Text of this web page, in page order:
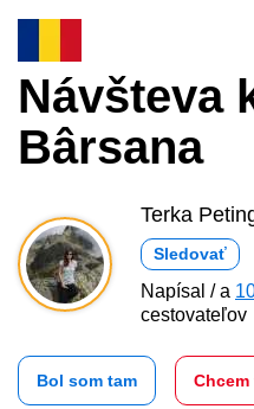
Návšteva
Bârsana
Terka
Sledovať
Napísal / a
cestovateľov
Bol som tam Chcem